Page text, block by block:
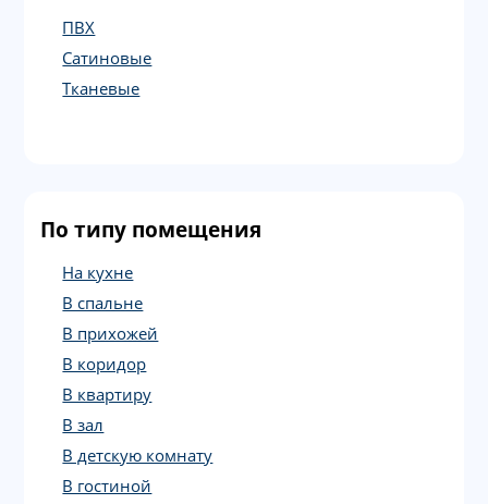
ПВХ
Сатиновые
Тканевые
По типу помещения
На кухне
В спальне
В прихожей
В коридор
В квартиру
В зал
В детскую комнату
В гостиной